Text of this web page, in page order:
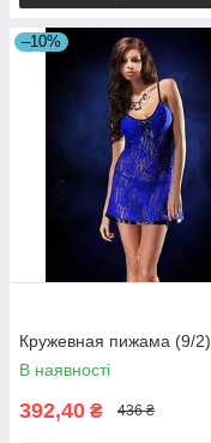
–10%
Кружевная пижама (9/2)
В наявності
392,40 ₴ 436 ₴